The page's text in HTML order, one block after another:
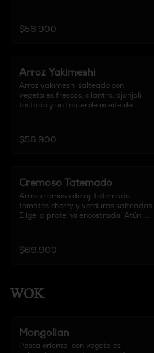
$56.900
Arroz Yakimeshi
Arroz yakimeshi salteado con
vegetales frescos, cilantro, ajonjolí
tostado y un toque de aceite de
$56.900
Cremoso Tatemado
Arroz cremoso de ají tatemado,
tomates cherry y verduras salteadas.
Elige la proteína encostrada: Atún,
$69.900
WOK
Mongolian
Pasta oriental con vegetales